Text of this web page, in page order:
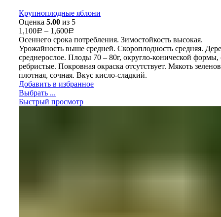
Крупноплодные яблони
Оценка 5.00 из 5
1,100Р – 1,600Р
Осеннего срока потребления. Зимостойкость высокая.
Урожайность выше средней. Скороплодность средняя.
среднерослое. Плоды 70 – 80г, округло-конической формы,
ребристые. Покровная окраска отсутствует. Мякоть
плотная, сочная. Вкус кисло-сладкий.
Добавить в избранное
Выбрать ...
Быстрый просмотр